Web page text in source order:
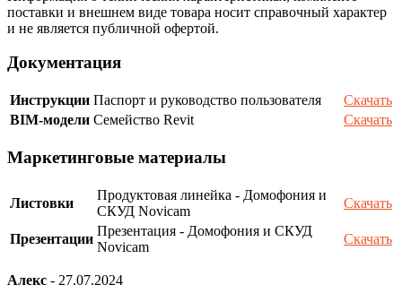
поставки и внешнем виде товара носит справочный характер
и не является публичной офертой.
Документация
Инструкции Паспорт и руководство пользователя
Скачать
BIM-модели Семейство Revit Скачать
Маркетинговые материалы
Листовки
Продуктовая линейка - Домофония и
СКУД Novicam
Скачать
Презентации
Презентация - Домофония и СКУД
Novicam
Скачать
Алекс - 27.07.2024